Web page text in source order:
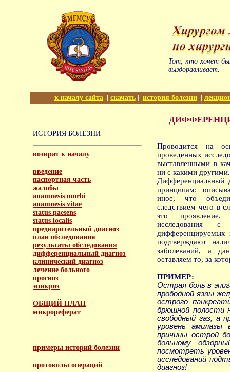
Тот, кто хочет
выздоравливает.
к началу сайта || скачать|| история болезни||
ИСТОРИЯ БОЛЕЗНИ
возврат к началу
введение
паспортная часть
жалобы
anamnesis morbi
anamnesis vitae
status paesens
status localis
предварительный диагноз
план обследования
результаты обследования
дифференциальный диагноз
клинический диагноз
лечение больного
прогноз
эпикриз
ОБЩИЙ ПЛАН
микрореферат
примеры историй болезни
протоколы операций
Проводится на
проведенных
выставленными в
ни с какими другими.
Дифференциальный
принципам:
иное, что
следствием чего в
это проявление.
исследования
дифференцируемых
подтверждают
заболеваний, а
оставляем то, за
ПРИМЕР:
Острая боль в
прободной язвы
острого
брюшной полости
свободный газ, а
уровень амилазы
причины острой
больному
посмотреть
исследований
диагноз!